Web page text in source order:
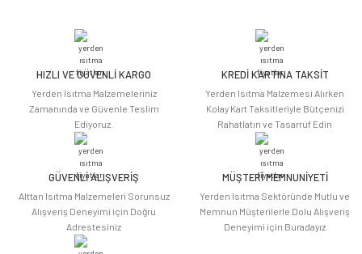
HIZLI VE GÜVENLİ KARGO
Yerden Isıtma Malzemeleriniz
Zamanında ve Güvenle Teslim
Ediyoruz.
KREDİ KARTINA TAKSİT
Yerden Isıtma Malzemesi Alırken
Kolay Kart Taksitleriyle Bütçenizi
Rahatlatın ve Tasarruf Edin
GÜVENLİ ALIŞVERİŞ
Alttan Isıtma Malzemeleri Sorunsuz
Alışveriş Deneyimi için Doğru
Adrestesiniz
MÜŞTERİ MEMNUNİYETİ
Yerden Isıtma Sektöründe Mutlu ve
Memnun Müşterilerle Dolu Alışveriş
Deneyimi için Buradayız